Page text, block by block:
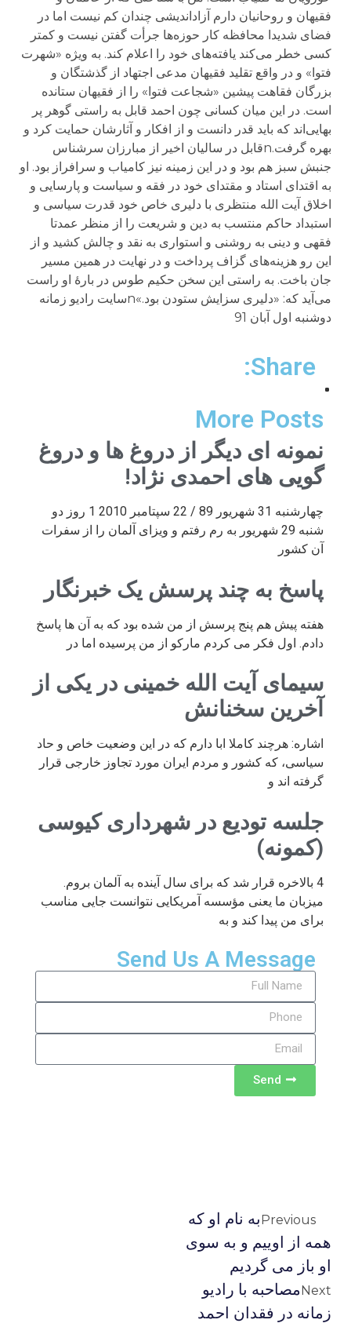
فقیهان و روحانیان دارم آزاداندیشی چندان کم نیست اما در
فضای شدیدا محافظه کار حوزه‌ها جرأت گفتن نیست و کمتر
کسی خطر می‌کند یافته‌های خود را اعلام کند. به ویژه «شهرت
فتوا» و در واقع تقلید فقیهان مدعی اجتهاد از گذشتگان و
بزرگان فقاهت پیشین «شجاعت فتوا» را از فقیهان ستانده
است. در این میان کسانی چون احمد قابل به راستی گوهر پر
بهایی‌اند که باید قدر دانست و از افکار و آثارشان حمایت کرد و
بهره گرفت.nقابل در سالیان اخیر از مبارزان سرشناس
جنبش سبز هم بود و در این زمینه نیز کامیاب و سرافراز بود. او
به اقتدای استاد و مقتدای خود در فقه و سیاست و پارسایی و
اخلاق آیت الله منتظری با دلیری خاص خود قدرت سیاسی و
استبداد حاکم منتسب به دین و شریعت را از منظر عمدتا
فقهی و دینی به روشنی و استواری به نقد و چالش کشید و از
این رو هزینه‌های گزاف پرداخت و در نهایت در همین مسیر
جان باخت. به راستی این سخن حکیم طوس در بارۀ او راست
می‌آید که: «دلیری سزایش ستودن بود.»nسایت رادیو زمانه
دوشنبه اول آبان 91
Share:
More Posts
نمونه ای دیگر از دروغ ها و دروغ
گویی های احمدی نژاد!
چهارشنبه 31 شهریور 89 / 22 سپتامبر 2010 1 روز دو
شنبه 29 شهریور به رم رفتم و ویزای آلمان را از سفرات
آن کشور
پاسخ به چند پرسش یک خبرنگار
هفته پیش هم پنج پرسش از من شده بود که به آن ها پاسخ
دادم. اول فکر می کردم مارکو از من پرسیده اما در
سیمای آیت الله خمینی در یکی از
آخرین سخنانش
اشاره: هرچند کاملا ابا دارم که در این وضعیت خاص و حاد
سیاسی، که کشور و مردم ایران مورد تجاوز خارجی قرار
گرفته اند و
جلسه تودیع در شهرداری کیوسی
(کمونه)
4 بالاخره قرار شد که برای سال آینده به آلمان بروم.
میزبان ما یعنی مؤسسه آمریکایی نتوانست جایی مناسب
برای من پیدا کند و به
Send Us A Message
Send
Previousبه نام او که
همه از اوییم و به سوی
او باز می گردیم
Nextمصاحبه با راديو
زمانه در فقدان احمد